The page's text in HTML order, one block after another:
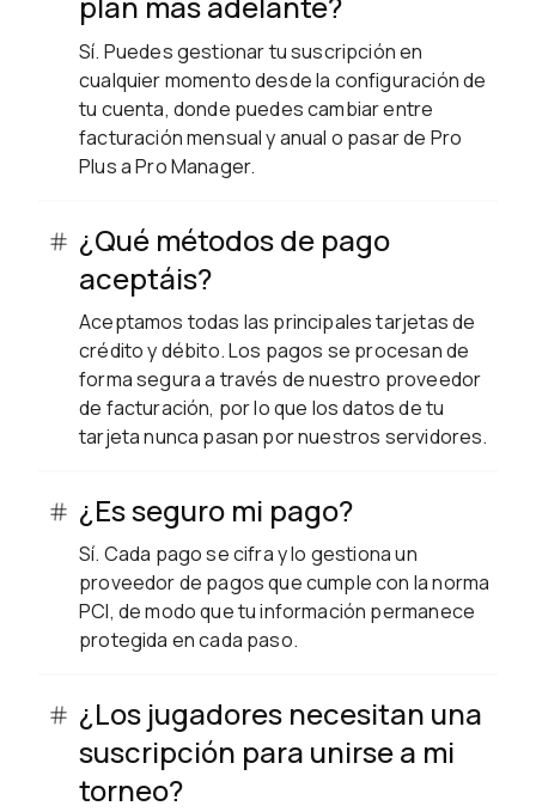
Sí. Puedes gestionar tu suscripción en
cualquier momento desde la configuración de
tu cuenta, donde puedes cambiar entre
facturación mensual y anual o pasar de Pro
Plus a Pro Manager.
¿Qué métodos de pago
aceptáis?
Aceptamos todas las principales tarjetas de
crédito y débito. Los pagos se procesan de
forma segura a través de nuestro proveedor
de facturación, por lo que los datos de tu
tarjeta nunca pasan por nuestros servidores.
¿Es seguro mi pago?
Sí. Cada pago se cifra y lo gestiona un
proveedor de pagos que cumple con la norma
PCI, de modo que tu información permanece
protegida en cada paso.
¿Los jugadores necesitan una
suscripción para unirse a mi
torneo?